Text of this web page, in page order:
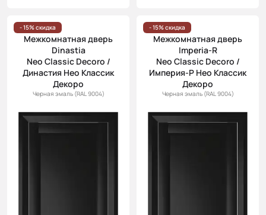
- 15% скидка
Межкомнатная дверь
Dinastia
Neo Classic Decoro /
Династия Нео Классик
Декоро
Черная эмаль (RAL 9004)
- 15% скидка
Межкомнатная дверь
Imperia-R
Neo Classic Decoro /
Империя-Р Нео Классик
Декоро
Черная эмаль (RAL 9004)